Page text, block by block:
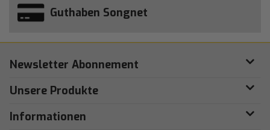
Guthaben Songnet
Newsletter Abonnement
Unsere Produkte
Informationen